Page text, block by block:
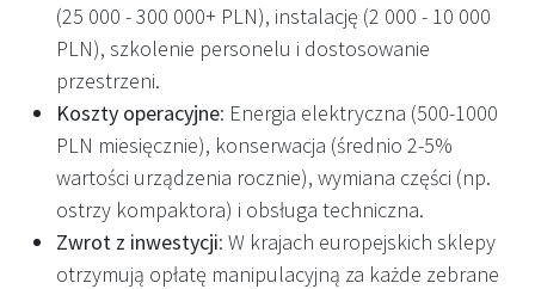
(25 000 - 300 000+ PLN), instalację (2 000 - 10 000
PLN), szkolenie personelu i dostosowanie
przestrzeni.
Koszty operacyjne: Energia elektryczna (500-1000
PLN miesięcznie), konserwacja (średnio 2-5%
wartości urządzenia rocznie), wymiana części (np.
ostrzy kompaktora) i obsługa techniczna.
Zwrot z inwestycji: W krajach europejskich sklepy
otrzymują opłatę manipulacyjną za każde zebrane